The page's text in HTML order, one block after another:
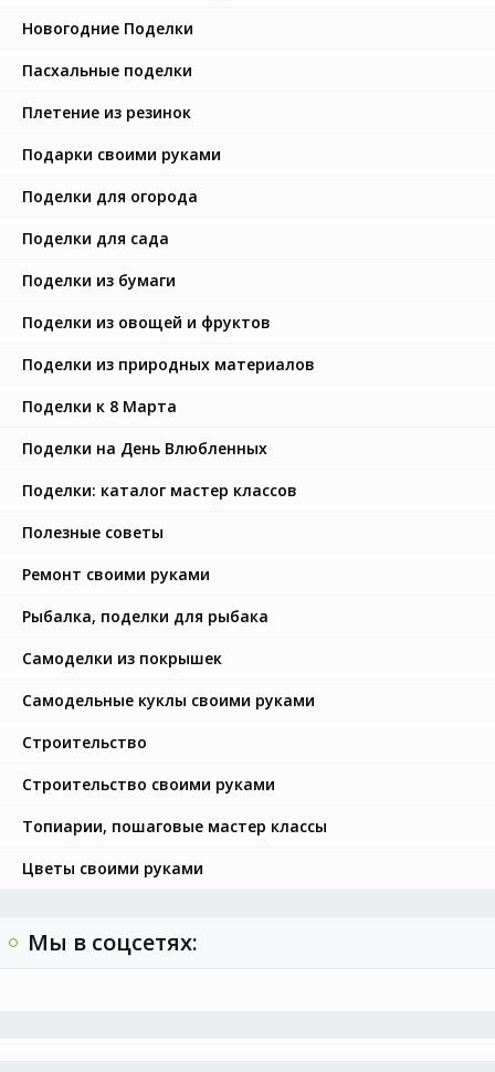
Новогодние Поделки
Пасхальные поделки
Плетение из резинок
Подарки своими руками
Поделки для огорода
Поделки для сада
Поделки из бумаги
Поделки из овощей и фруктов
Поделки из природных материалов
Поделки к 8 Марта
Поделки на День Влюбленных
Поделки: каталог мастер классов
Полезные советы
Ремонт своими руками
Рыбалка, поделки для рыбака
Самоделки из покрышек
Самодельные куклы своими руками
Строительство
Строительство своими руками
Топиарии, пошаговые мастер классы
Цветы своими руками
Мы в соцсетях: